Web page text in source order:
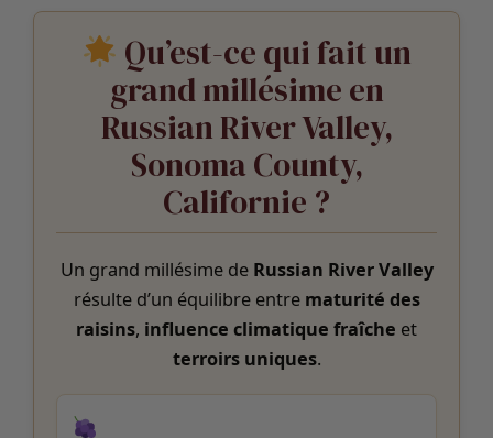
Qu’est-ce qui fait un
grand millésime en
Russian River Valley,
Sonoma County,
Californie ?
Un grand millésime de Russian River Valley
résulte d’un équilibre entre maturité des
raisins, influence climatique fraîche et
terroirs uniques.